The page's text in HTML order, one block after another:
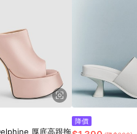
厚底高跟拖
降價